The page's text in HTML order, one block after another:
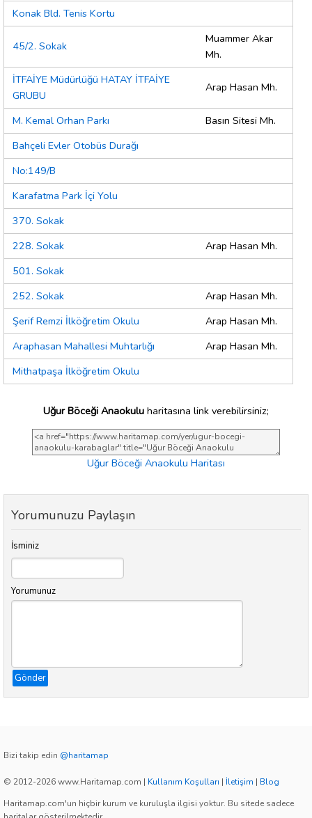
Konak Bld. Tenis Kortu
45/2. Sokak
Muammer Akar
Mh.
İTFAİYE Müdürlüğü HATAY İTFAİYE
GRUBU
Arap Hasan Mh.
M. Kemal Orhan Parkı
Basın Sitesi Mh.
Bahçeli Evler Otobüs Durağı
No:149/B
Karafatma Park İçi Yolu
370. Sokak
228. Sokak
Arap Hasan Mh.
501. Sokak
252. Sokak
Arap Hasan Mh.
Şerif Remzi İlköğretim Okulu
Arap Hasan Mh.
Araphasan Mahallesi Muhtarlığı
Arap Hasan Mh.
Mithatpaşa İlköğretim Okulu
Uğur Böceği Anaokulu haritasına link verebilirsiniz;
Uğur Böceği Anaokulu Haritası
Yorumunuzu Paylaşın
İsminiz
Yorumunuz
Gönder
Bizi takip edin @haritamap
© 2012-2026 www.Haritamap.com | Kullanım Koşulları | İletişim | Blog
Haritamap.com'un hiçbir kurum ve kuruluşla ilgisi yoktur. Bu sitede sadece